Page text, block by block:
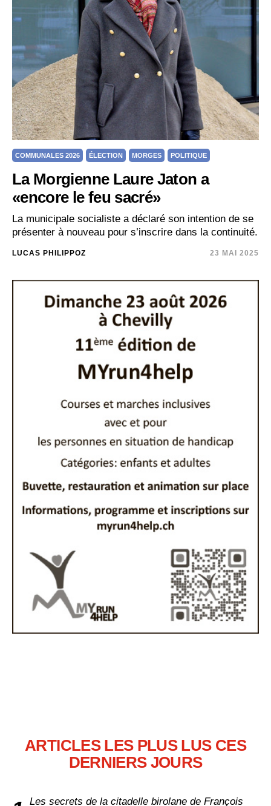
COMMUNALES 2026 ÉLECTION MORGES POLITIQUE
La Morgienne Laure Jaton a
«encore le feu sacré»
La municipale socialiste a déclaré son intention de se
présenter à nouveau pour s’inscrire dans la continuité.
LUCAS PHILIPPOZ 23 MAI 2025
ARTICLES LES PLUS LUS CES
DERNIERS JOURS
Les secrets de la citadelle birolane de François